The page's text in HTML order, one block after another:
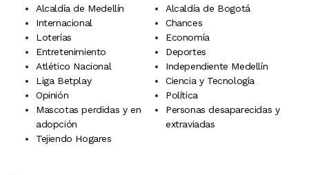
Alcaldía de Medellín
Alcaldía de Bogotá
Internacional
Chances
Loterías
Economía
Entretenimiento
Deportes
Atlético Nacional
Independiente Medellín
Liga Betplay
Ciencia y Tecnología
Opinión
Política
Mascotas perdidas y en
adopción
Personas desaparecidas y
extraviadas
Tejiendo Hogares